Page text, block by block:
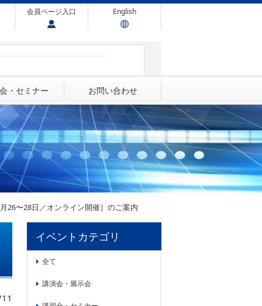
会員ページ入口 English
・セミナー お問い合わせ
26〜28日／オンライン開催］のご案内
イベントカテゴリ
全て
講演会・展示会